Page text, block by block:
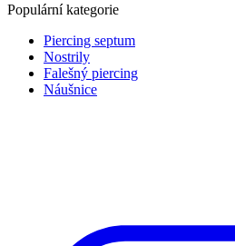
Populární kategorie
Piercing septum
Nostrily
Falešný piercing
Náušnice